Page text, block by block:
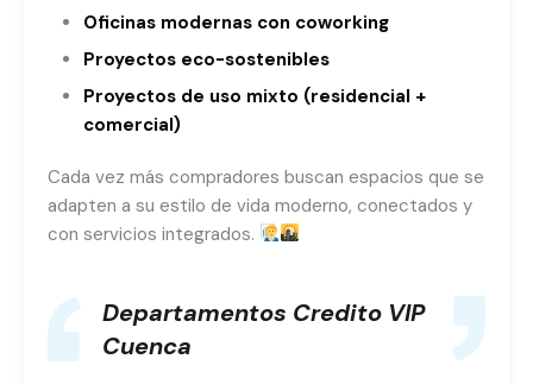
Oficinas modernas con coworking
Proyectos eco-sostenibles
Proyectos de uso mixto (residencial +
comercial)
Cada vez más compradores buscan espacios que se
adapten a su estilo de vida moderno, conectados y
con servicios integrados.
Departamentos Credito VIP
Cuenca